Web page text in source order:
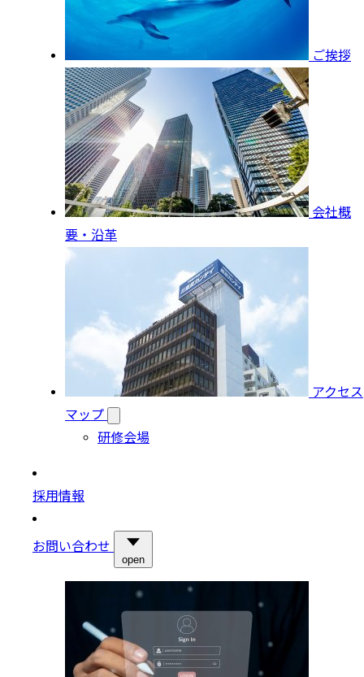
ご挨拶
会社概
要・沿革
アクセス
マップ
研修会場
採用情報
お問い合わせ
open